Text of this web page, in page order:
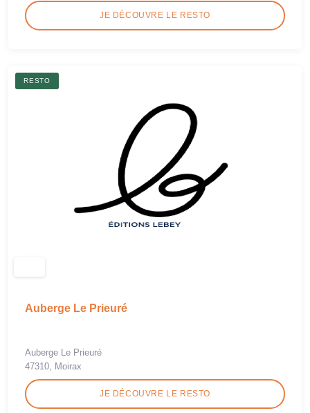
JE DÉCOUVRE LE RESTO
RESTO
Auberge Le Prieuré
Auberge Le Prieuré
47310, Moirax
JE DÉCOUVRE LE RESTO